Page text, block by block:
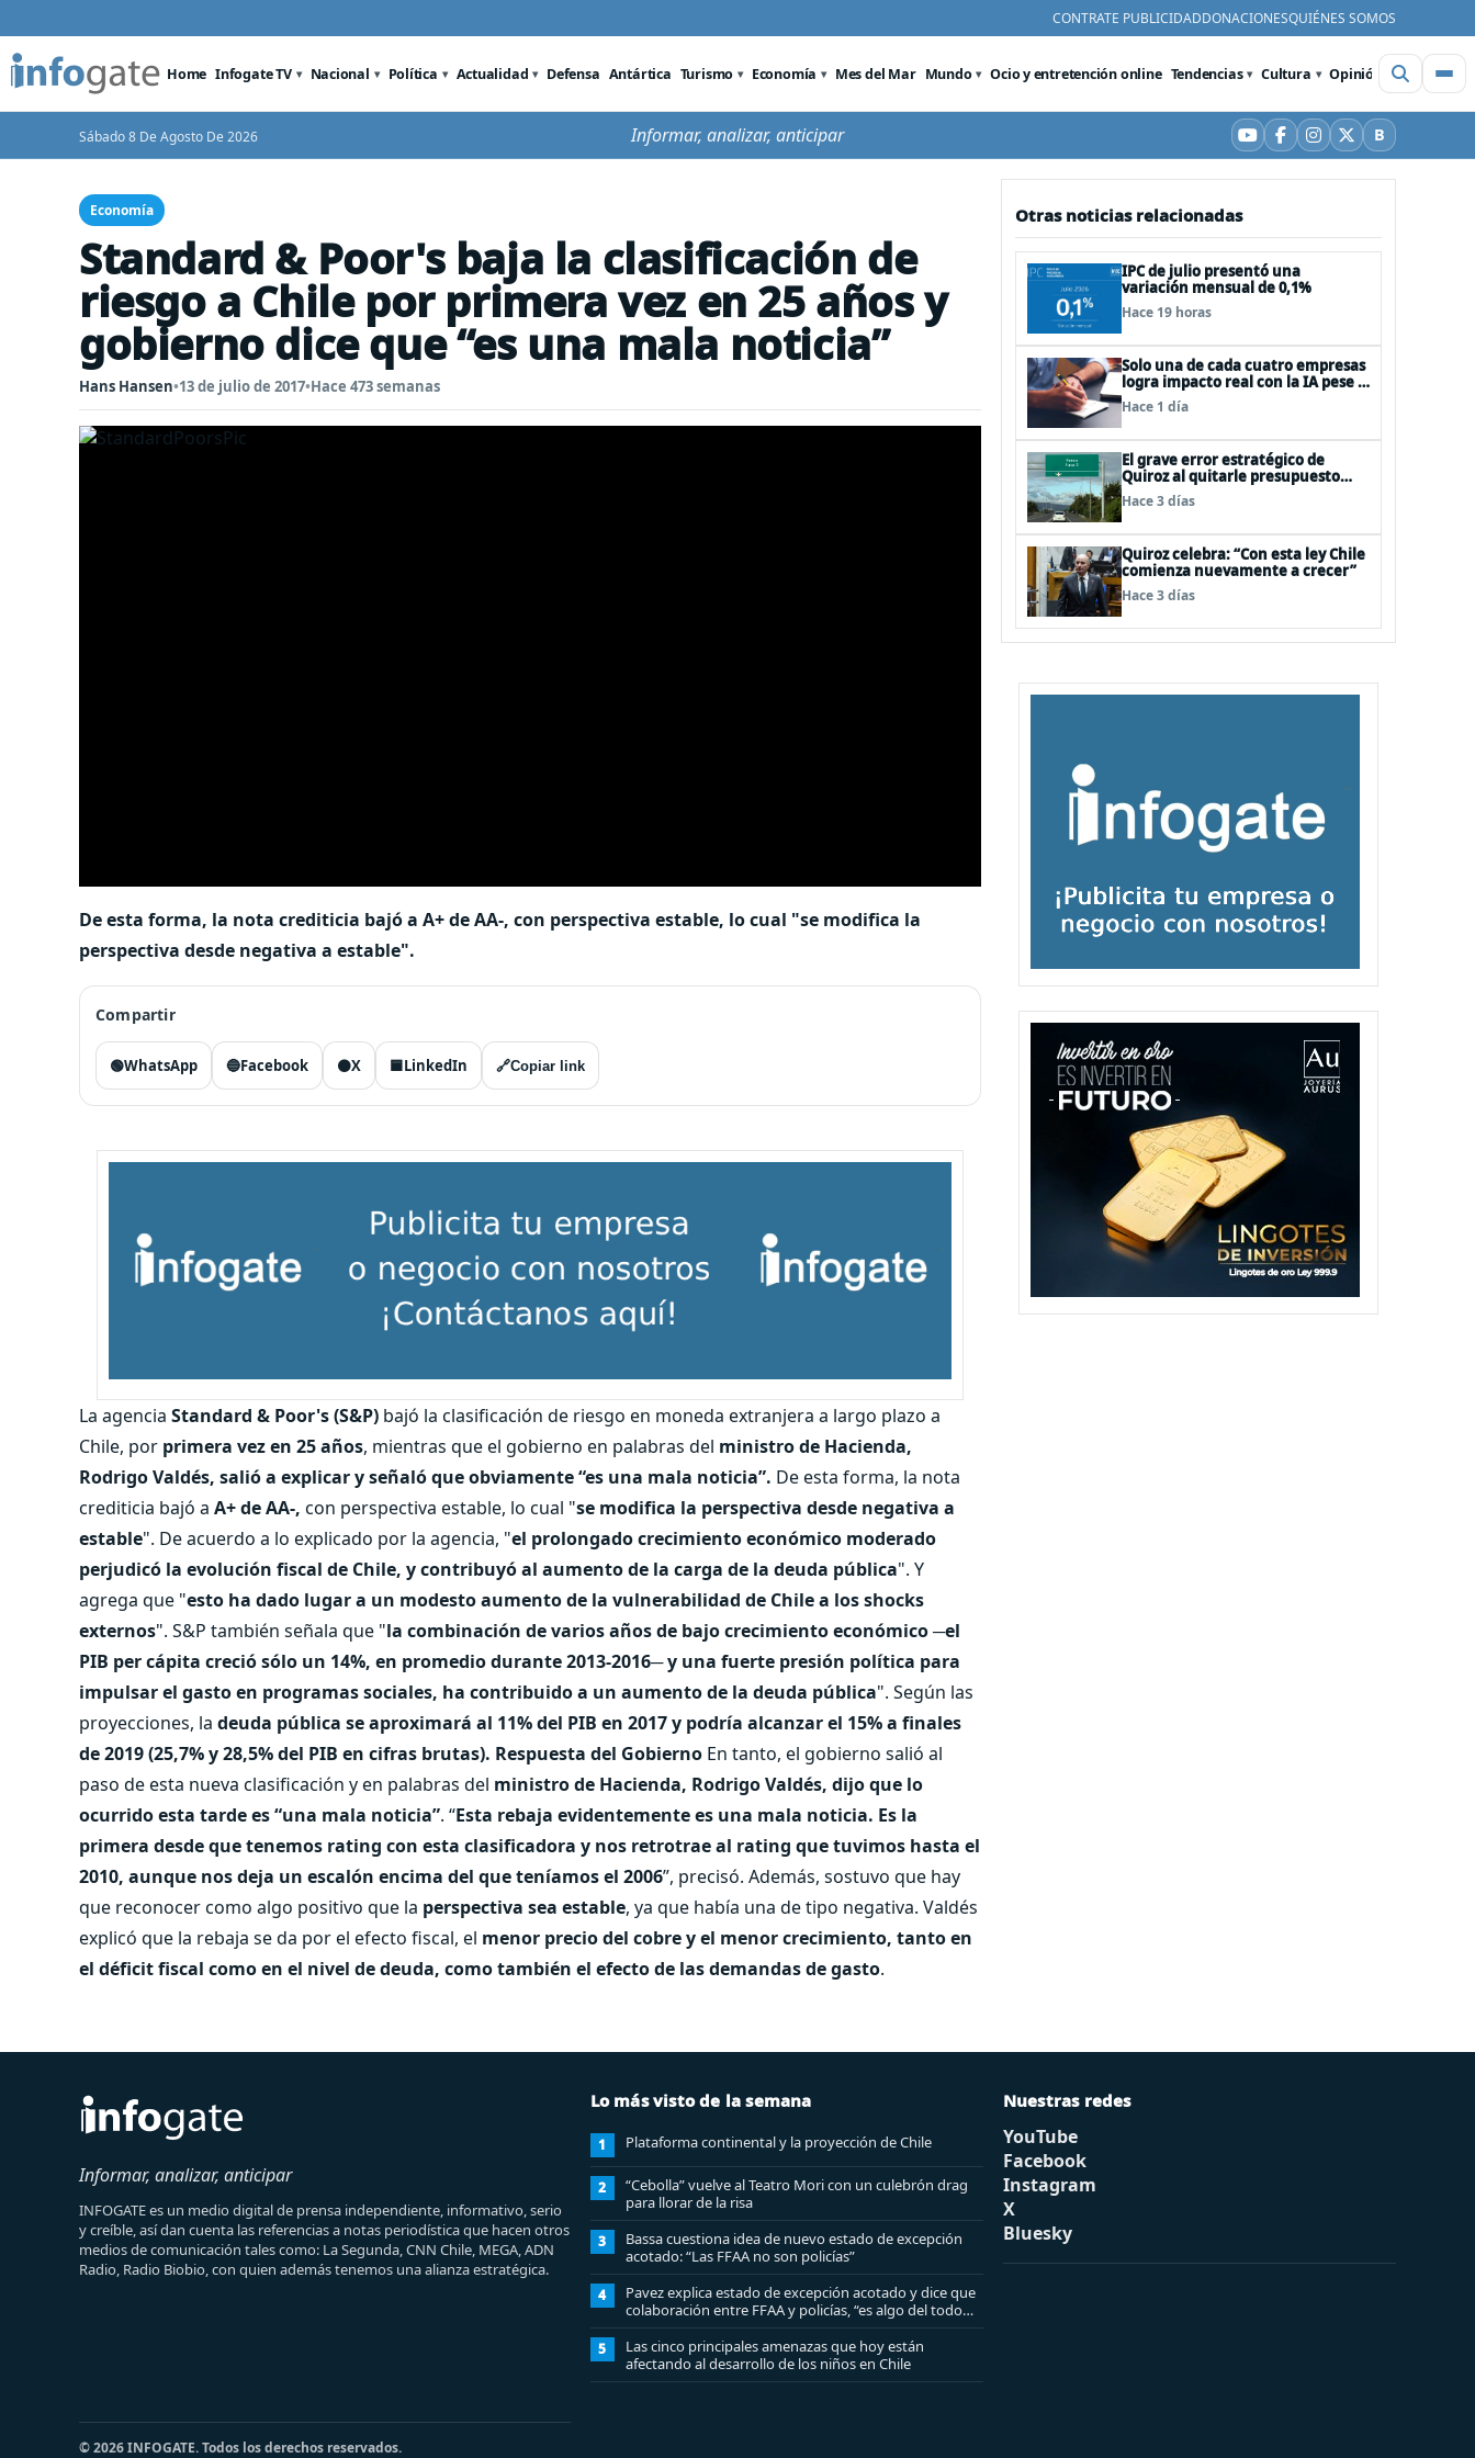
CONTRATE PUBLICIDADDONACIONESQUIÉNES SOMOS
Home Infogate TV Nacional Política Actualidad Defensa Antártica Turismo Economía Mes del Mar Mundo Ocio y entretención online Tendencias Cultura Opinión Videos
Sábado 8 De Agosto De 2026 Informar, analizar, anticipar YouTube
Facebook
Instagram
X BBluesky
Economía
Standard & Poor's baja la clasificación de
riesgo a Chile por primera vez en 25 años y
gobierno dice que “es una mala noticia”
Hans Hansen•13 de julio de 2017•Hace 473 semanas
De esta forma, la nota crediticia bajó a A+ de AA-, con perspectiva estable, lo cual "se modifica la
perspectiva desde negativa a estable".
Compartir
🟢WhatsApp 🔵Facebook ⚫X 🟦LinkedIn 🔗Copiar link
La agencia Standard & Poor's (S&P) bajó la clasificación de riesgo en moneda extranjera a largo plazo a
Chile, por primera vez en 25 años, mientras que el gobierno en palabras del ministro de Hacienda,
Rodrigo Valdés, salió a explicar y señaló que obviamente “es una mala noticia”. De esta forma, la nota
crediticia bajó a A+ de AA-, con perspectiva estable, lo cual "se modifica la perspectiva desde negativa a
estable". De acuerdo a lo explicado por la agencia, "el prolongado crecimiento económico moderado
perjudicó la evolución fiscal de Chile, y contribuyó al aumento de la carga de la deuda pública". Y
agrega que "esto ha dado lugar a un modesto aumento de la vulnerabilidad de Chile a los shocks
externos". S&P también señala que "la combinación de varios años de bajo crecimiento económico ─el
PIB per cápita creció sólo un 14%, en promedio durante 2013-2016─ y una fuerte presión política para
impulsar el gasto en programas sociales, ha contribuido a un aumento de la deuda pública". Según las
proyecciones, la deuda pública se aproximará al 11% del PIB en 2017 y podría alcanzar el 15% a finales
de 2019 (25,7% y 28,5% del PIB en cifras brutas). Respuesta del Gobierno En tanto, el gobierno salió al
paso de esta nueva clasificación y en palabras del ministro de Hacienda, Rodrigo Valdés, dijo que lo
ocurrido esta tarde es “una mala noticia”. “Esta rebaja evidentemente es una mala noticia. Es la
primera desde que tenemos rating con esta clasificadora y nos retrotrae al rating que tuvimos hasta el
2010, aunque nos deja un escalón encima del que teníamos el 2006”, precisó. Además, sostuvo que hay
que reconocer como algo positivo que la perspectiva sea estable, ya que había una de tipo negativa. Valdés
explicó que la rebaja se da por el efecto fiscal, el menor precio del cobre y el menor crecimiento, tanto en
el déficit fiscal como en el nivel de deuda, como también el efecto de las demandas de gasto.
Otras noticias relacionadas
IPC de julio presentó una
variación mensual de 0,1%
Hace 19 horas
Solo una de cada cuatro empresas
logra impacto real con la IA pese a
la inversión, según el Foro
Económico Mundial
Hace 1 día
El grave error estratégico de
Quiroz al quitarle presupuesto
para infraestructura vial del
Biobío
Hace 3 días
Quiroz celebra: “Con esta ley Chile
comienza nuevamente a crecer”
Hace 3 días
Informar, analizar, anticipar
INFOGATE es un medio digital de prensa independiente, informativo, serio
y creíble, así dan cuenta las referencias a notas periodística que hacen otros
medios de comunicación tales como: La Segunda, CNN Chile, MEGA, ADN
Radio, Radio Biobio, con quien además tenemos una alianza estratégica.
Lo más visto de la semana
1 Plataforma continental y la proyección de Chile
2
“Cebolla” vuelve al Teatro Mori con un culebrón drag
para llorar de la risa
3
Bassa cuestiona idea de nuevo estado de excepción
acotado: “Las FFAA no son policías”
4
Pavez explica estado de excepción acotado y dice que
colaboración entre FFAA y policías, “es algo del todo
pertinente analizar”
5
Las cinco principales amenazas que hoy están
afectando al desarrollo de los niños en Chile
Nuestras redes
YouTube
Facebook
Instagram
X
Bluesky
© 2026 INFOGATE. Todos los derechos reservados.